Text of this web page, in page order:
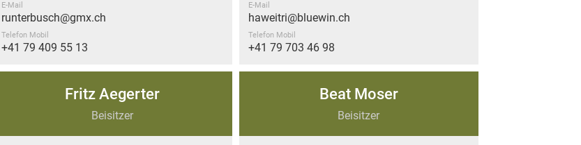
E-Mail
runterbusch@gmx.ch
Telefon Mobil
+41 79 409 55 13
E-Mail
haweitri@bluewin.ch
Telefon Mobil
+41 79 703 46 98
Fritz Aegerter
Beisitzer
Beat Moser
Beisitzer